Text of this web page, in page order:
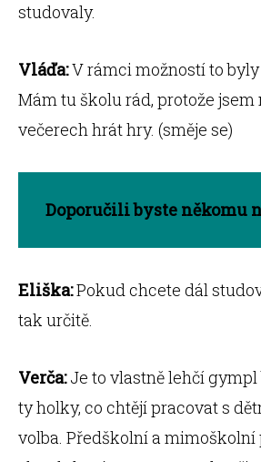
studovaly.
Vláďa:V rámci možností to
Mám tu školu rád, protože jsem
večerech hrát hry. (směje se)
Doporučili byste někomu
Eliška:Pokud chcete dál
tak určitě.
Verča:Je to vlastně lehčí
ty holky, co chtějí pracovat s
volba. Předškolní a mimoškolní